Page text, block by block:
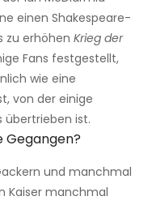
einen Shakespeare-
zu erhöhen Krieg der
Fans festgestellt,
wie eine
von der einige
übertrieben ist.
Gegangen?
und manchmal
Kaiser manchmal